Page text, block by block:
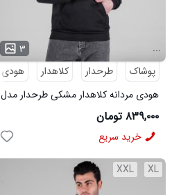
۳
...
پوشاک
طرحدار کلاهدار هودی
هودی مردانه کلاهدار مشکی طرحدار مدل
49151
۸۳۹,۰۰۰ تومان
خرید سریع
XL
XXL